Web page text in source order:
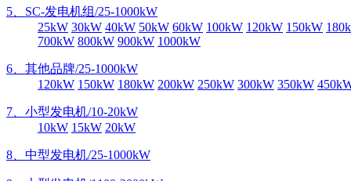
5、SC-发电机组/25-1000kW
25kW 30kW 40kW 50kW 60kW 100kW 120kW 150kW
700kW 800kW 900kW 1000kW
6、其他品牌/25-1000kW
120kW 150kW 180kW 200kW 250kW 300kW 350kW
7、小型发电机/10-20kW
10kW 15kW 20kW
8、中型发电机/25-1000kW